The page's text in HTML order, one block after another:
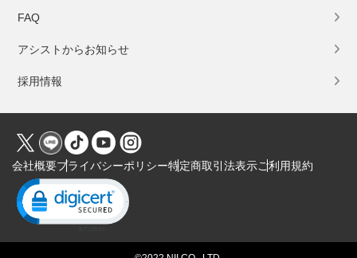
FAQ
アシストからお知らせ
採用情報
会社概要プライバシーポリシー特定商取引法表示ご利用規約
Click to open certificate verification popup